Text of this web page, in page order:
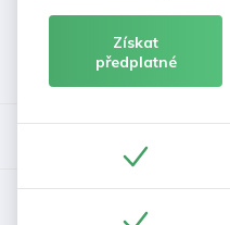
Získat
předplatné